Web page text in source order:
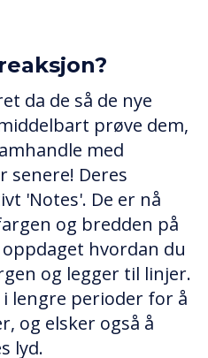
da de så de nye
prøve dem,
med
senere! Deres
'Notes'. De er nå
og bredden på
hvordan du
og legger til linjer.
lengre perioder for å
og elsker også å
lyd.